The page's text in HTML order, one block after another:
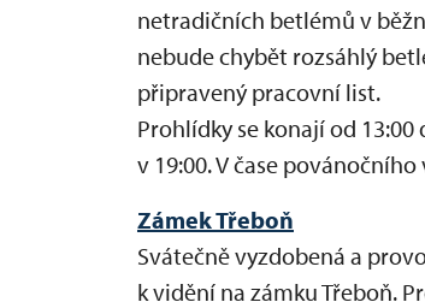
netradičních betlémů v
nebude chybět rozsáhlý
připravený pracovní list.
Prohlídky se konají od
v 19:00. V čase
Zámek Třeboň
Svátečně vyzdobená a
k vidění na zámku Třeboň.